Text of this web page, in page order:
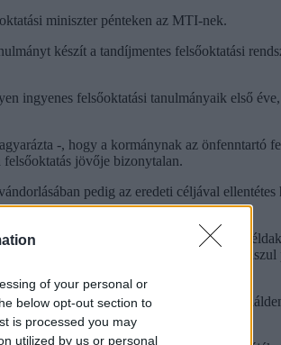
of your personal or
below opt-out section to
is processed you may
utilized by us or personal
miniszter pénteken az MTI-nek.
készít a tandíjmentes felsőoktatási
ingyenes felsőoktatási tanulmányaik első
-, hogy a kormánynak az önfenntartó
felsőoktatás jövője bizonytalan.
pedig az eredeti céljával ellentétes
bővítették a hozzáférhetőséget.
népszavazási kezdeményezésükhöz,
mivel a januári választáson győztes